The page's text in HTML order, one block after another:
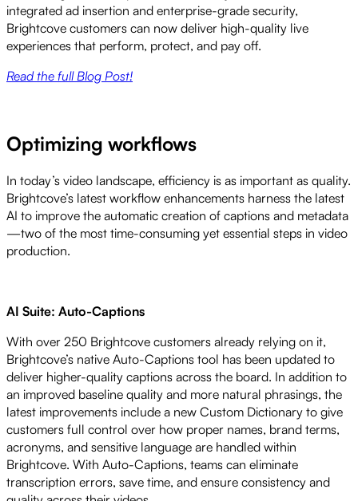
integrated ad insertion and enterprise-grade security,
Brightcove customers can now deliver high-quality live
experiences that perform, protect, and pay off.
Read the full Blog Post!
Optimizing workflows
In today’s video landscape, efficiency is as important as quality.
Brightcove’s latest workflow enhancements harness the latest
AI to improve the automatic creation of captions and metadata
—two of the most time-consuming yet essential steps in video
production.
AI Suite: Auto-Captions
With over 250 Brightcove customers already relying on it,
Brightcove’s native Auto-Captions tool has been updated to
deliver higher-quality captions across the board. In addition to
an improved baseline quality and more natural phrasings, the
latest improvements include a new Custom Dictionary to give
customers full control over how proper names, brand terms,
acronyms, and sensitive language are handled within
Brightcove. With Auto-Captions, teams can eliminate
transcription errors, save time, and ensure consistency and